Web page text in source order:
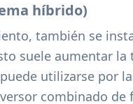
híbrido)
también se
suele aumentar
utilizarse por
combinado de